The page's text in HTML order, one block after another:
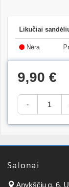
Likučiai
Nėra
9,90 €
-
Salonai
Anykščių g. 6,